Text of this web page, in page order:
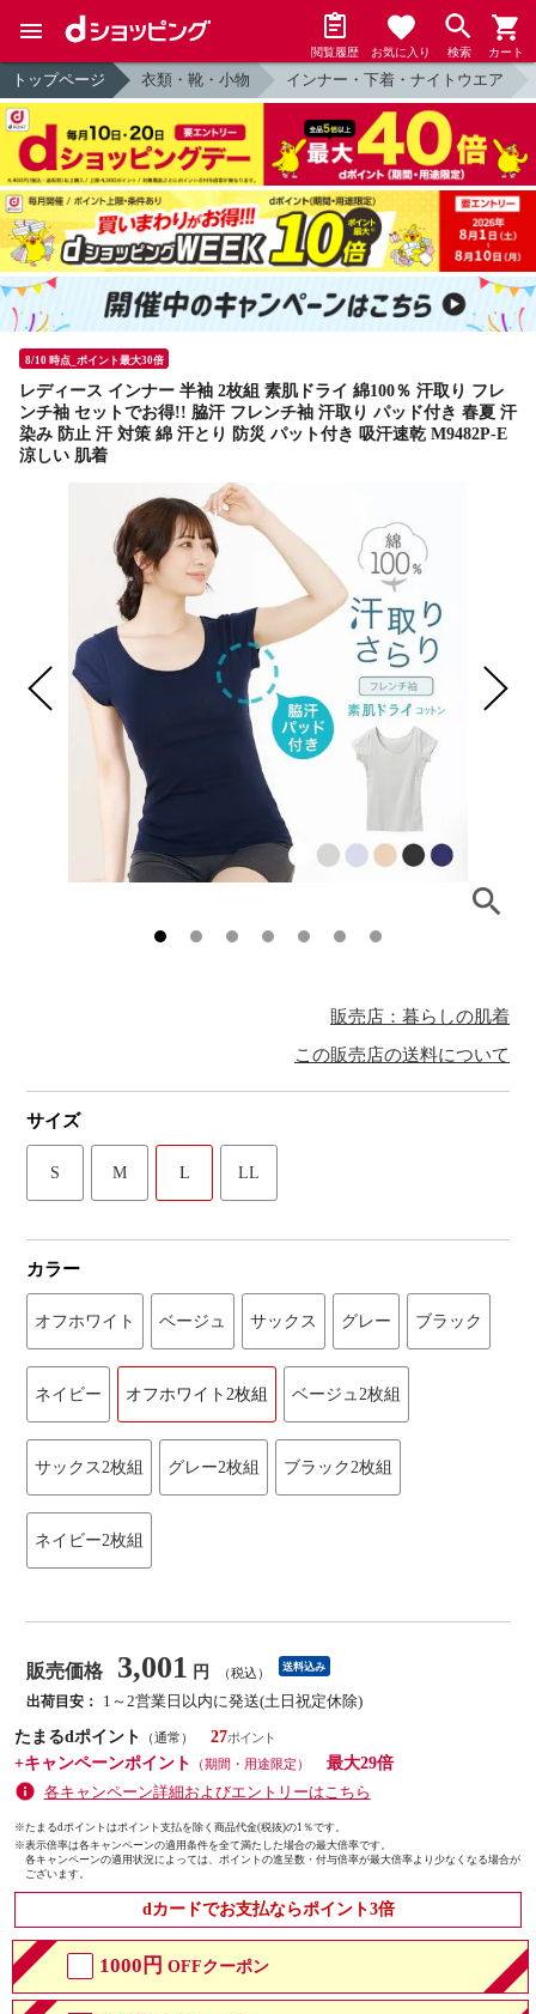
閲覧履歴 お気に入り 検索 カート
トップページ 衣類・靴・小物 インナー・下着・ナイトウエア
8/10 時点_ポイント最大30倍
レディース インナー 半袖 2枚組 素肌ドライ 綿100％ 汗取り フレ
ンチ袖 セットでお得!! 脇汗 フレンチ袖 汗取り パッド付き 春夏 汗
染み 防止 汗 対策 綿 汗とり 防災 パット付き 吸汗速乾 M9482P-E
涼しい 肌着
販売店：暮らしの肌着
この販売店の送料について
サイズ
S M L LL
カラー
オフホワイト ベージュ サックス グレー ブラック
ネイビー オフホワイト2枚組 ベージュ2枚組
サックス2枚組 グレー2枚組 ブラック2枚組
ネイビー2枚組
販売価格 3,001 円 （税込） 送料込み
出荷目安：
1～2営業日以内に発送(土日祝定休除)
たまるdポイント
（通常）
27
+キャンペーンポイント
（期間・用途限定）
最大29倍
各キャンペーン詳細およびエントリーはこちら
※たまるdポイントはポイント支払を除く商品代金(税抜)の1％です。
※表示倍率は各キャンペーンの適用条件を全て満たした場合の最大倍率です。
各キャンペーンの適用状況によっては、ポイントの進呈数・付与倍率が最大倍率より少なくなる場合が
ございます。
dカードでお支払ならポイント3倍
1000円 OFFクーポン